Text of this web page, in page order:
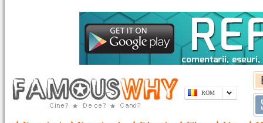
ROM